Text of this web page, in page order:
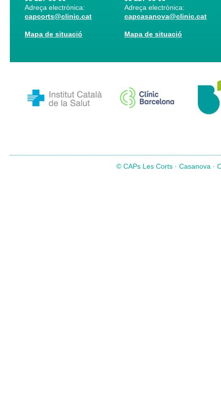
Adreça electrònica:
capcorts@clinic.cat
Mapa de situació
Adreça electrònica:
capcasanova@clinic.cat
Mapa de situació
© CAPs Les Corts · Casanova ·